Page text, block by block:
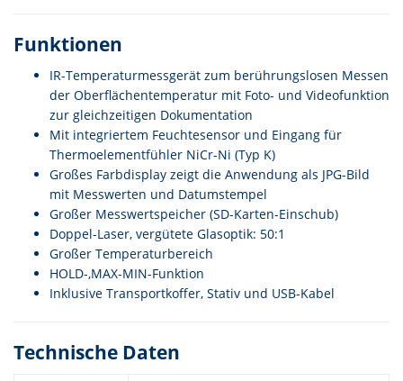
Funktionen
IR-Temperaturmessgerät zum berührungslosen Messen
der Oberflächentemperatur mit Foto- und Videofunktion
zur gleichzeitigen Dokumentation
Mit integriertem Feuchtesensor und Eingang für
Thermoelementfühler NiCr-Ni (Typ K)
Großes Farbdisplay zeigt die Anwendung als JPG-Bild
mit Messwerten und Datumstempel
Großer Messwertspeicher (SD-Karten-Einschub)
Doppel-Laser, vergütete Glasoptik: 50:1
Großer Temperaturbereich
HOLD-,MAX-MIN-Funktion
Inklusive Transportkoffer, Stativ und USB-Kabel
Technische Daten